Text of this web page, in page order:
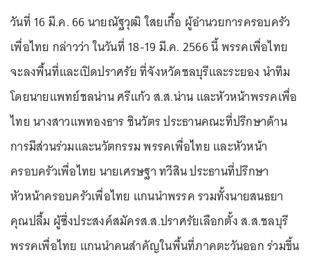
วันที่ 16 มี.ค. 66 นายณัฐวุฒิ ใสยเกื้อ ผู้อำนวยการครอบครัว
เพื่อไทย กล่าวว่า ในวันที่ 18-19 มี.ค. 2566 นี้ พรรคเพื่อไทย
จะลงพื้นที่และเปิดปราศรัย ที่จังหวัดชลบุรีและระยอง นำทีม
โดยนายแพทย์ชลน่าน ศรีแก้ว ส.ส.น่าน และหัวหน้าพรรคเพื่อ
ไทย นางสาวแพทองธาร ชินวัตร ประธานคณะที่ปรึกษาด้าน
การมีส่วนร่วมและนวัตกรรม พรรคเพื่อไทย และหัวหน้า
ครอบครัวเพื่อไทย นายเศรษฐา ทวีสิน ประธานที่ปรึกษา
หัวหน้าครอบครัวเพื่อไทย แกนนำพรรค รวมทั้งนายสนธยา
คุณปลื้ม ผู้ซึ่งประสงค์สมัครส.ส.ปราศรัยเลือกตั้ง ส.ส.ชลบุรี
พรรคเพื่อไทย แกนนำคนสำคัญในพื้นที่ภาคตะวันออก ร่วมขึ้น